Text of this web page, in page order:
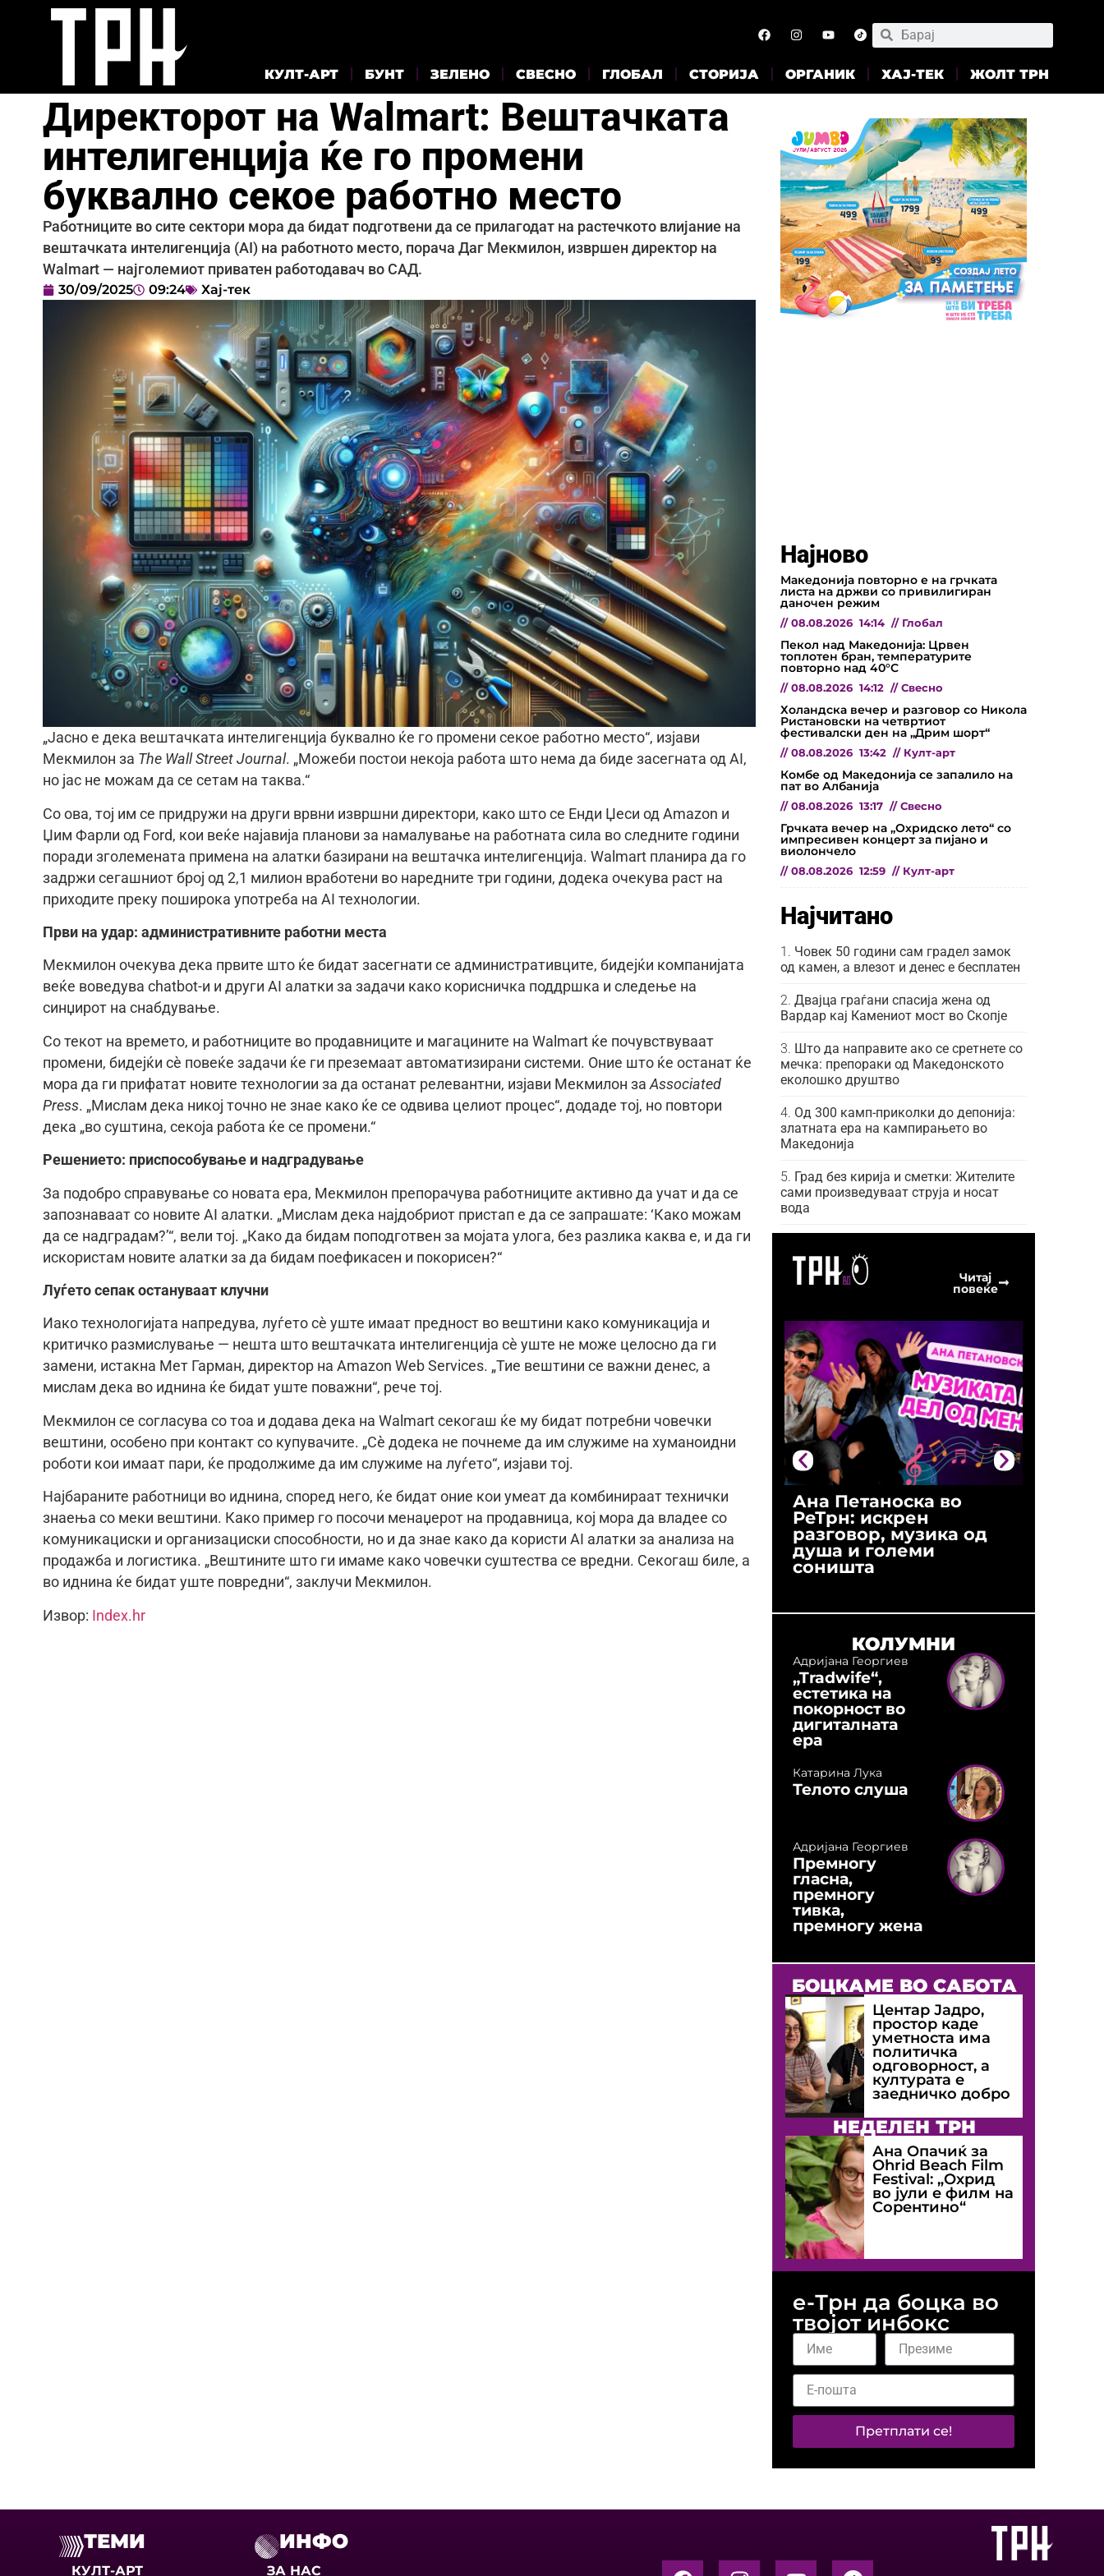
КУЛТ-АРТ БУНТ ЗЕЛЕНО СВЕСНО ГЛОБАЛ СТОРИЈА ОРГАНИК ХАЈ-ТЕК ЖОЛТ ТРН
Директорот на Walmart: Вештачката
интелигенција ќе го промени
буквално секое работно место
Работниците во сите сектори мора да бидат подготвени да се прилагодат на растечкото влијание на
вештачката интелигенција (AI) на работното место, порача Даг Мекмилон, извршен директор на
Walmart — најголемиот приватен работодавач во САД.
30/09/2025 09:24 Хај-тек
„Јасно е дека вештачката интелигенција буквално ќе го промени секое работно место“, изјави
Мекмилон за The Wall Street Journal. „Можеби постои некоја работа што нема да биде засегната од AI,
но јас не можам да се сетам на таква.“
Со ова, тој им се придружи на други врвни извршни директори, како што се Енди Џеси од Amazon и
Џим Фарли од Ford, кои веќе најавија планови за намалување на работната сила во следните години
поради зголемената примена на алатки базирани на вештачка интелигенција. Walmart планира да го
задржи сегашниот број од 2,1 милион вработени во наредните три години, додека очекува раст на
приходите преку поширока употреба на AI технологии.
Први на удар: административните работни места
Мекмилон очекува дека првите што ќе бидат засегнати се административците, бидејќи компанијата
веќе воведува chatbot-и и други AI алатки за задачи како корисничка поддршка и следење на
синџирот на снабдување.
Со текот на времето, и работниците во продавниците и магацините на Walmart ќе почувствуваат
промени, бидејќи сè повеќе задачи ќе ги преземаат автоматизирани системи. Оние што ќе останат ќе
мора да ги прифатат новите технологии за да останат релевантни, изјави Мекмилон за Associated
Press. „Мислам дека никој точно не знае како ќе се одвива целиот процес“, додаде тој, но повтори
дека „во суштина, секоја работа ќе се промени.“
Решението: приспособување и надградување
За подобро справување со новата ера, Мекмилон препорачува работниците активно да учат и да се
запознаваат со новите AI алатки. „Мислам дека најдобриот пристап е да се запрашате: ‘Како можам
да се надградам?’“, вели тој. „Како да бидам поподготвен за мојата улога, без разлика каква е, и да ги
искористам новите алатки за да бидам поефикасен и покорисен?“
Луѓето сепак остануваат клучни
Иако технологијата напредува, луѓето сè уште имаат предност во вештини како комуникација и
критичко размислување — нешта што вештачката интелигенција сè уште не може целосно да ги
замени, истакна Мет Гарман, директор на Amazon Web Services. „Тие вештини се важни денес, а
мислам дека во иднина ќе бидат уште поважни“, рече тој.
Мекмилон се согласува со тоа и додава дека на Walmart секогаш ќе му бидат потребни човечки
вештини, особено при контакт со купувачите. „Сè додека не почнеме да им служиме на хуманоидни
роботи кои имаат пари, ќе продолжиме да им служиме на луѓето“, изјави тој.
Најбараните работници во иднина, според него, ќе бидат оние кои умеат да комбинираат технички
знаења со меки вештини. Како пример го посочи менаџерот на продавница, кој мора да владее со
комуникациски и организациски способности, но и да знае како да користи AI алатки за анализа на
продажба и логистика. „Вештините што ги имаме како човечки суштества се вредни. Секогаш биле, а
во иднина ќе бидат уште повредни“, заклучи Мекмилон.
Извор: Index.hr
Најново
Македонија повторно е на грчката
листа на држви со привилигиран
даночен режим
// 08.08.2026 14:14 // Глобал
Пекол над Македонија: Црвен
топлотен бран, температурите
повторно над 40°C
// 08.08.2026 14:12 // Свесно
Холандска вечер и разговор со Никола
Ристановски на четвртиот
фестивалски ден на „Дрим шорт“
// 08.08.2026 13:42 // Култ-арт
Комбе од Македонија се запалило на
пат во Албанија
// 08.08.2026 13:17 // Свесно
Грчката вечер на „Охридско лето“ со
импресивен концерт за пијано и
виолончело
// 08.08.2026 12:59 // Култ-арт
Најчитано
Човек 50 години сам градел замок
од камен, а влезот и денес е бесплатен
Двајца граѓани спасија жена од
Вардар кај Камениот мост во Скопје
Што да направите ако се сретнете со
мечка: препораки од Македонското
еколошко друштво
Од 300 камп-приколки до депонија:
златната ера на кампирањето во
Македонија
Град без кирија и сметки: Жителите
сами произведуваат струја и носат
вода
Читај
повеќе
Ана Петаноска во
РеТрн: искрен
разговор, музика од
душа и големи
соништа
КОЛУМНИ
Адријана Георгиев
„Tradwife“,
естетика на
покорност во
дигиталната
ера
Катарина Лука
Телото слуша
Адријана Георгиев
Премногу
гласна,
премногу
тивка,
премногу жена
БОЦКАМЕ ВО САБОТА
Центар Јадро,
простор каде
уметноста има
политичка
одговорност, а
културата е
заедничко добро
НЕДЕЛЕН ТРН
Ана Опачиќ за
Оhrid Beach Film
Festival: „Охрид
во јули е филм на
Сорентино“
е-Трн да боцка во
твојот инбокс
Претплати се!
ТЕМИ
КУЛТ-АРТ
ИНФО
ЗА НАС